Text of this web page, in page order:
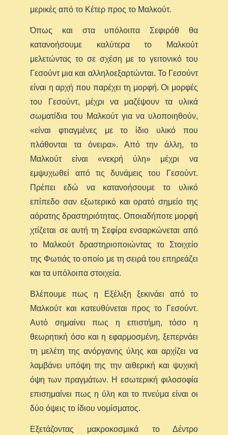
μερικές από το Κέτερ προς το Μαλκούτ.
Όπως και στα υπόλοιπα Σεφιρόθ θα
κατανοήσουμε καλύτερα το Μαλκούτ
μελετώντας το σε σχέση με το γειτονικό του
Γεσούντ μια και αλληλοεξαρτώνται. Το Γεσούντ
είναι η αρχή που παρέχει τη μορφή. Οι μορφές
του Γεσούντ, μέχρι να μαζέψουν τα υλικά
σωματίδια του Μαλκούτ για να υλοποιηθούν,
«είναι φτιαγμένες με το ίδιο υλικό που
πλάθονται τα όνειρα». Από την άλλη, το
Μαλκούτ είναι «νεκρή ύλη» μέχρι να
εμψυχωθεί από τις δυνάμεις του Γεσούντ.
Πρέπει εδώ να κατανοήσουμε το υλικό
επίπεδο σαν εξωτερικό και ορατό σημείο της
αόρατης δραστηριότητας. Οποιαδήποτε μορφή
χτίζεται σε αυτή τη Σεφίρα ενσαρκώνεται από
το Μαλκούτ δραστηριοποιώντας το Στοιχείο
της Φωτιάς το οποίο με τη σειρά του επηρεάζει
και τα υπόλοιπα στοιχεία.
Βλέπουμε πως η Εξέλιξη ξεκινάει από το
Μαλκούτ και κατευθύνεται προς το Γεσούντ.
Αυτό σημαίνει πως η επιστήμη, τόσο η
θεωρητική όσο και η εφαρμοσμένη, ξεπερνάει
τη μελέτη της ανόργανης ύλης και αρχίζει να
λαμβάνει υπόψη της την αιθερική και ψυχική
όψη των πραγμάτων. Η εσωτερική φιλοσοφία
επισημαίνει πως η ύλη και το πνεύμα είναι οι
δύο όψεις το ίδιου νομίσματος.
Εξετάζοντας μακροκοσμικά το Δέντρο